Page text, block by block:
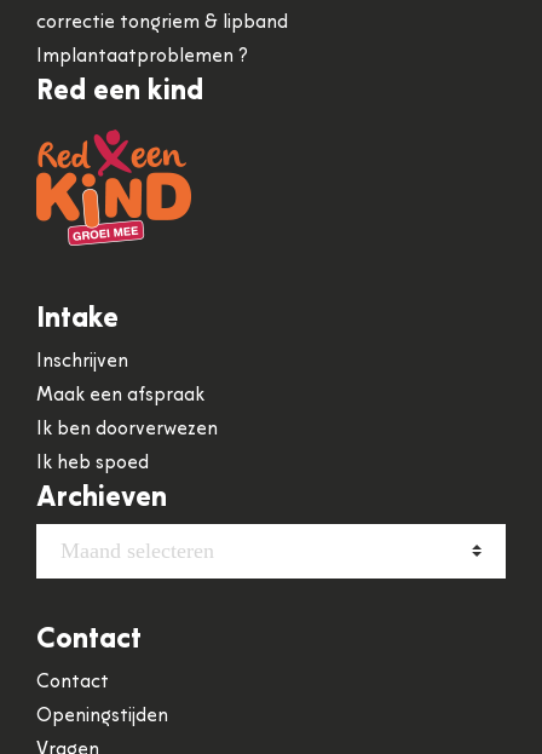
correctie tongriem & lipband
Implantaatproblemen ?
Red een kind
Intake
Inschrijven
Maak een afspraak
Ik ben doorverwezen
Ik heb spoed
Archieven
Maand selecteren
Contact
Contact
Openingstijden